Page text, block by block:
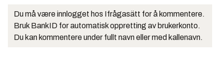
Du må være innlogget hos Ifrågasätt for å kommentere.
Bruk BankID for automatisk oppretting av brukerkonto.
Du kan kommentere under fullt navn eller med kallenavn.